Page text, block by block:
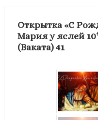
Открытка «С
Мария у яслей
(Ваката) 41